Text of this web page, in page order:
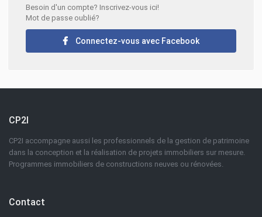
Besoin d'un compte? Inscrivez-vous ici!
Mot de passe oublié?
Connectez-vous avec Facebook
CP2I
CP2I accompagne aussi les professionnels de la gestion de patrimoine
dans la conception et la réalisation de projets immobiliers sur mesure.
Programmes immobiliers de constructions neuves ou rénovées.
Contact